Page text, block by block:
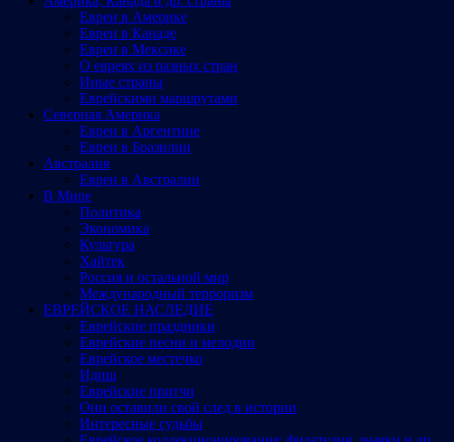
Евреи в Америке
Евреи в Канаде
Евреи в Мексике
О евреях из разных стран
Иные страны
Еврейскими маршрутами
Северная Америка
Евреи в Аргентине
Евреи в Бразилии
Австралия
Евреи в Австралии
В Мире
Политика
Экономика
Культура
Хайтек
Россия и остальной мир
Международный терроризм
ЕВРЕЙСКОЕ НАСЛЕДИЕ
Еврейские праздники
Еврейские песни и мелодии
Еврейское местечко
Идиш
Еврейские притчи
Они оставили свой след в истории
Интересные судьбы